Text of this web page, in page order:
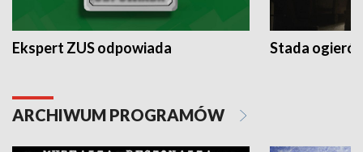
Ekspert ZUS odpowiada Stada
ARCHIWUM PROGRAMÓW